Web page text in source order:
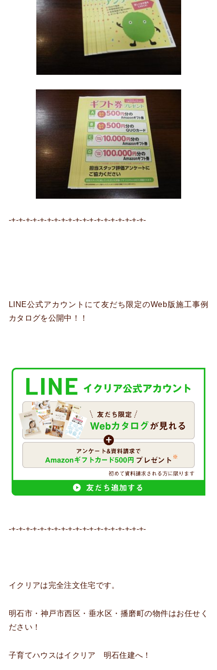
-+-+-+-+-+-+-+-+-+-+-+-+-+-+-+-+-+-+-+-
LINE公式アカウントにて友だち限定のWeb版施工事例
カタログを公開中！！
-+-+-+-+-+-+-+-+-+-+-+-+-+-+-+-+-+-+-+-
イクリアは完全注文住宅です。
明石市・神戸市西区・垂水区・播磨町の物件はお任せく
ださい！
子育てハウスはイクリア 明石住建へ！